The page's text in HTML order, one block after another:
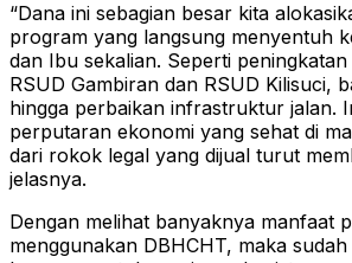
“Dana ini sebagian besar kita
program yang langsung menyentuh
dan Ibu sekalian. Seperti
RSUD Gambiran dan RSUD Kilisuci,
hingga perbaikan infrastruktur jalan.
perputaran ekonomi yang sehat di
dari rokok legal yang dijual turut
jelasnya.
Dengan melihat banyaknya manfaat
menggunakan DBHCHT, maka